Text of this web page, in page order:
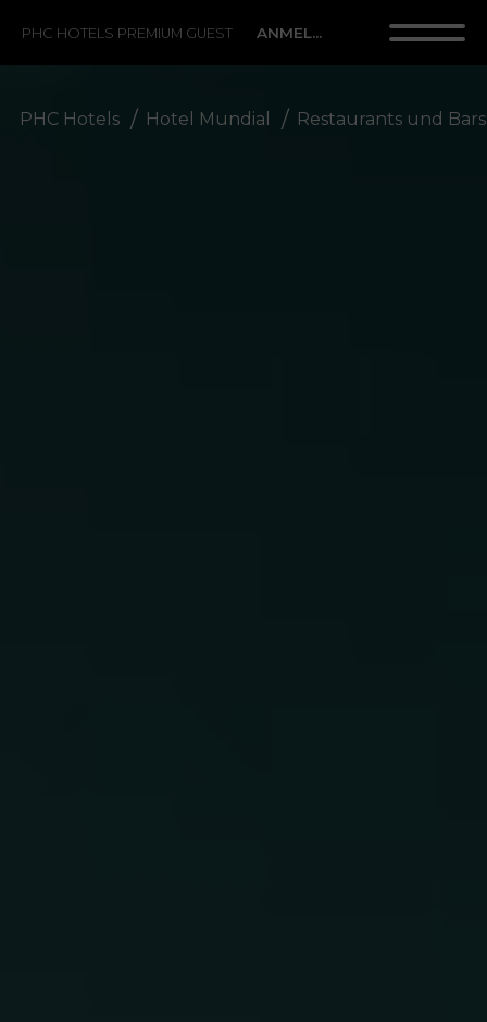
PHC HOTELS PREMIUM GUEST ANMELDUNG
PHC Hotels Hotel Mundial Restaurants und Bars